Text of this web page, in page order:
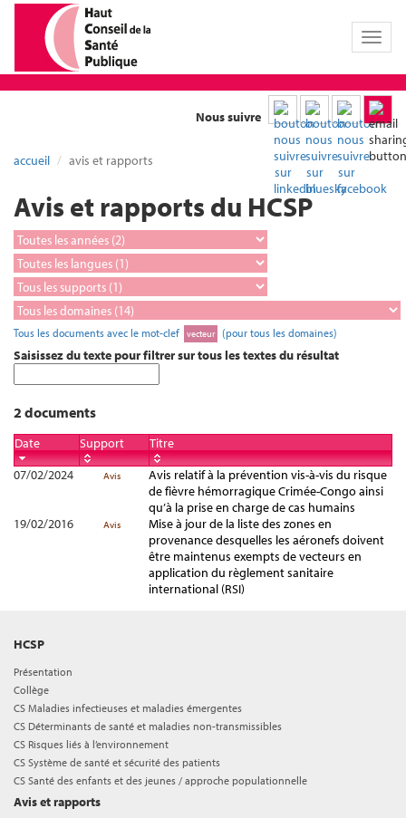
Toggle
Nous suivre
accueil avis et rapports
Avis et rapports du HCSP
Tous les documents avec le mot-clef vecteur (pour tous les domaines)
Saisissez du texte pour filtrer sur tous les textes du résultat
2 documents
Date Support
Titre
07/02/2024
Avis
Avis relatif à la prévention vis-à-vis du risque
de fièvre hémorragique Crimée-Congo ainsi
qu’à la prise en charge de cas humains
19/02/2016
Avis
Mise à jour de la liste des zones en
provenance desquelles les aéronefs doivent
être maintenus exempts de vecteurs en
application du règlement sanitaire
international (RSI)
HCSP
Présentation
Collège
CS Maladies infectieuses et maladies émergentes
CS Déterminants de santé et maladies non-transmissibles
CS Risques liés à l’environnement
CS Système de santé et sécurité des patients
CS Santé des enfants et des jeunes / approche populationnelle
Avis et rapports